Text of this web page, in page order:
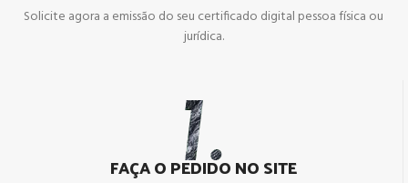
Solicite agora a emissão do seu certificado digital pessoa física ou
jurídica.
FAÇA O PEDIDO NO SITE